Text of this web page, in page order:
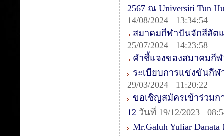
2567 ณ Universiti Tun
14/08/2024 13:34:54
สมาคมกีฬาปันจักสีลัต
25/07/2024 14:23:58
คำชี้แจงของสมาคมกี
ระเบียบการแข่งขันกีฬ
29/03/2024 11:20:22
ขอเชิญสมัครเข้าร่วม
12 วันที่ 19/12/2023
Mr.Galuh Yuliar